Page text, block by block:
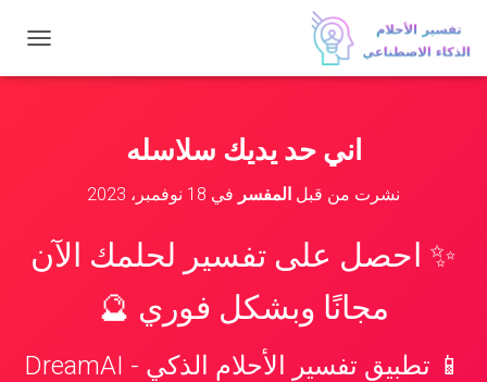
ب
ل
اني حد يديك سلاسله
نشرت من قبل المفسر في 18 نوفمبر، 2023
✨ احصل على تفسير لحلمك الآن
مجانًا وبشكل فوري 🔮
📱 تطبيق تفسير الأحلام الذكي - DreamAI